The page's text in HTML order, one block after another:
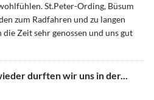
St.Peter-Ording, Büsum
zum Radfahren und zu langen
Zeit sehr genossen und uns gut
durften wir uns in der...